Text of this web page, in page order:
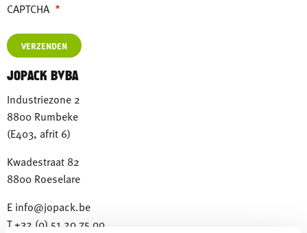
CAPTCHA
JOPACK BVBA
Industriezone 2
8800 Rumbeke
(E403, afrit 6)
Kwadestraat 82
8800 Roeselare
E info@jopack.be
T +32 (0) 51 20 75 00